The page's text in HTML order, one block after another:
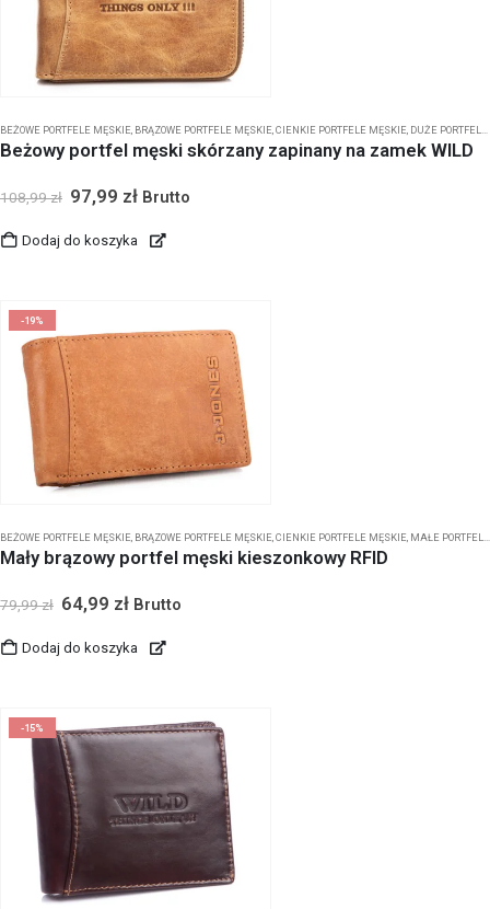
BEŻOWE PORTFELE MĘSKIE, BRĄZOWE PORTFELE MĘSKIE,CIENKIE PORTFELE MĘSKIE, DUŻE PORTFELE MĘSKIE
Beżowy portfel męski skórzany zapinany na zamek WILD
108,99zł 97,99 zł Brutto
Dodaj do koszyka
-19%
BEŻOWE PORTFELE MĘSKIE, BRĄZOWE PORTFELE MĘSKIE,CIENKIE PORTFELE MĘSKIE, MAŁE PORTFELE MĘSKIE
Mały brązowy portfel męski kieszonkowy RFID
79,99zł 64,99 zł Brutto
Dodaj do koszyka
-15%